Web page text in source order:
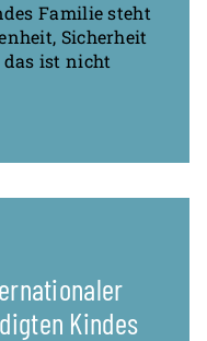
Familie steht
Sicherheit
ist nicht
Kindes